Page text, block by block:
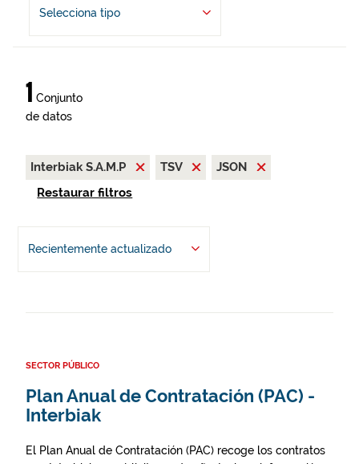
Selecciona tipo
1 Conjunto
de datos
Interbiak S.A.M.P TSV
JSON
Restaurar filtros
Recientemente actualizado
SECTOR PÚBLICO
Plan Anual de Contratación (PAC) -
Interbiak
El Plan Anual de Contratación (PAC) recoge los contratos